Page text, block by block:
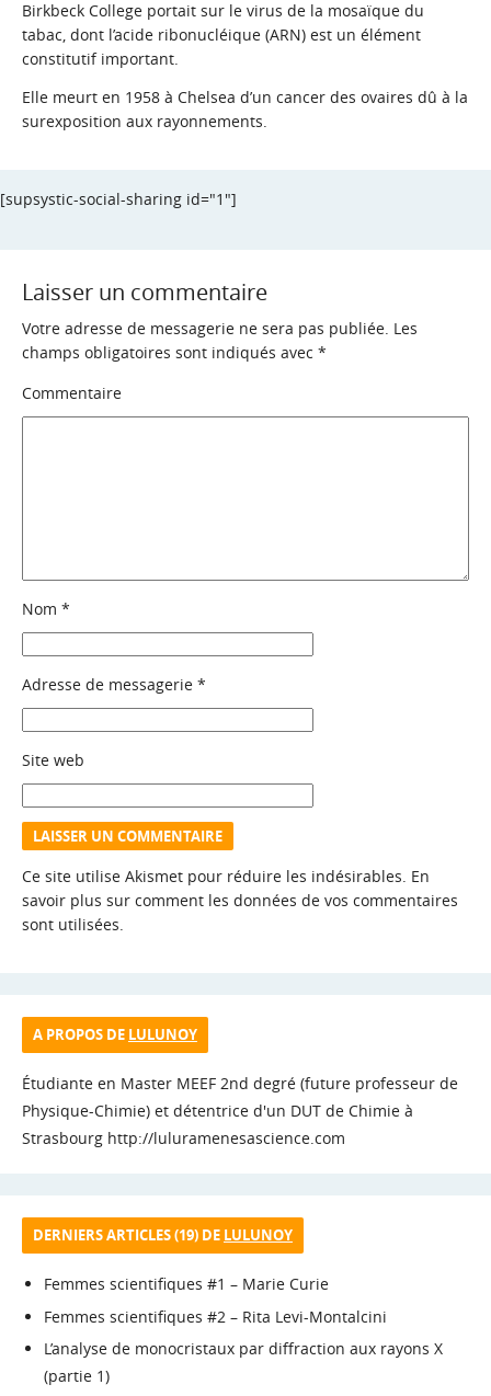
Birkbeck College portait sur le virus de la mosaïque du
tabac , dont l’acide ribonucléique (ARN) est un élément
constitutif important.
Elle meurt en 1958 à Chelsea d’un cancer des ovaires dû à la
surexposition aux rayonnements.
[supsystic-social-sharing id="1"]
Laisser un commentaire
Votre adresse de messagerie ne sera pas publiée. Les
champs obligatoires sont indiqués avec *
Commentaire
Nom *
Adresse de messagerie *
Site web
Ce site utilise Akismet pour réduire les indésirables. En
savoir plus sur comment les données de vos commentaires
sont utilisées.
A PROPOS DE LULUNOY
Étudiante en Master MEEF 2nd degré (future professeur de
Physique-Chimie) et détentrice d'un DUT de Chimie à
Strasbourg http://luluramenesascience.com
DERNIERS ARTICLES (19) DE LULUNOY
Femmes scientifiques #1 – Marie Curie
Femmes scientifiques #2 – Rita Levi-Montalcini
L’analyse de monocristaux par diffraction aux rayons X
(partie 1)